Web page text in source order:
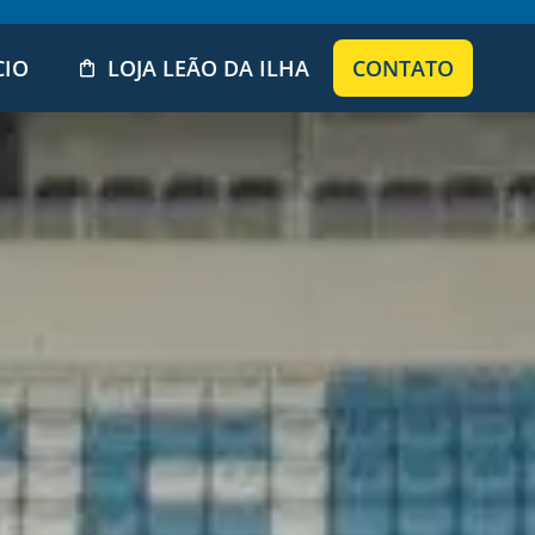
LOJA LEÃO DA ILHA CONTATO